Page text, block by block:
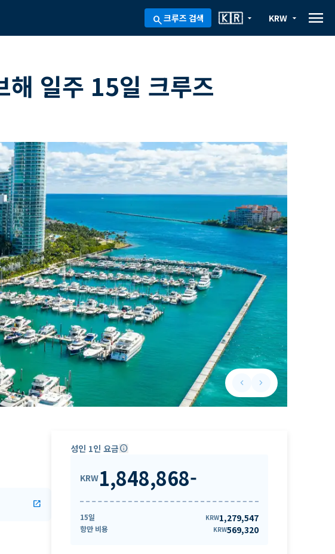
search크루즈 검색 arrow_drop_down
🇰🇷 arrow_drop_down
KRW menu
해 일주 15일 크루즈
keyboard_arrow_leftPrevious slide
keyboard_arrow_rightNext slide
open_in_new
성인 1인 요금info
KRW1,848,868-
15일 KRW1,279,547
항만 비용 KRW569,320